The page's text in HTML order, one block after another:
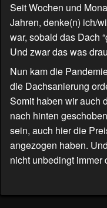
Seit Wochen und
Jahren, denke(n) ich/
war, sobald das Dach
Und zwar das was
Nun kam die
die Dachsanierung
Somit haben wir auch
nach hinten
sein, auch hier die
angezogen haben.
nicht unbedingt immer